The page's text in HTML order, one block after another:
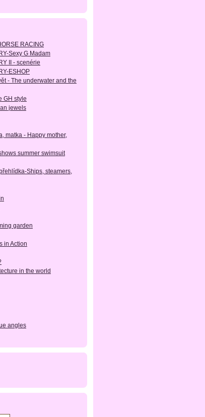
RACING
Sexy G Madam
II - scenérie
ESHOP
- The underwater and the
GH style
jewels
matka - Happy mother,
summer swimsuit
Ships, steamers,
garden
in Action
in the world
angles